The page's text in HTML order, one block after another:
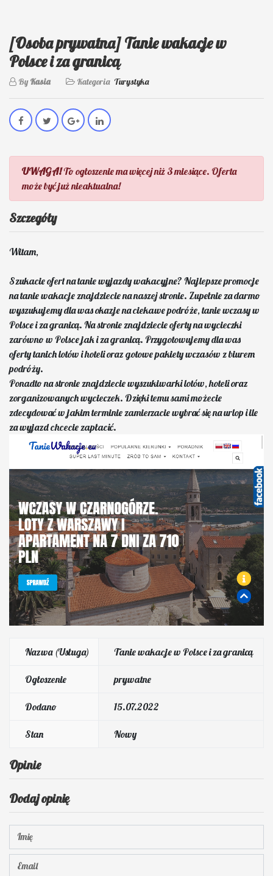
[Osoba prywatna] Tanie wakacje w
Polsce i za granicą
ByKasia Kategoria Turystyka
UWAGA!To ogłoszenie ma więcej niż 3 miesiące. Oferta
może być już nieaktualna!
Szczegóły
Witam,
Szukacie ofert na tanie wyjazdy wakacyjne? Najlepsze promocje
na tanie wakacje znajdziecie na naszej stronie. Zupełnie za darmo
wyszukujemy dla was okazje na ciekawe podróże, tanie wczasy w
Polsce i za granicą. Na stronie znajdziecie oferty na wycieczki
zarówno w Polsce jak i za granicą. Przygotowujemy dla was
oferty tanich lotów i hoteli oraz gotowe pakiety wczasów z biurem
podróży.
Ponadto na stronie znajdziecie wyszukiwarki lotów, hoteli oraz
zorganizowanych wycieczek. Dzięki temu sami możecie
zdecydować w jakim terminie zamierzacie wybrać się na urlop i ile
za wyjazd chcecie zapłacić.
Nazwa (Usługa) Tanie wakacje w Polsce i za granicą
Ogłoszenie prywatne
Dodano 15.07.2022
Stan Nowy
Opinie
Dodaj opinię